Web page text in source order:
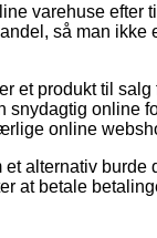
varehuse efter
så man ikke
et produkt til salg
online
online
alternativ burde
at betale